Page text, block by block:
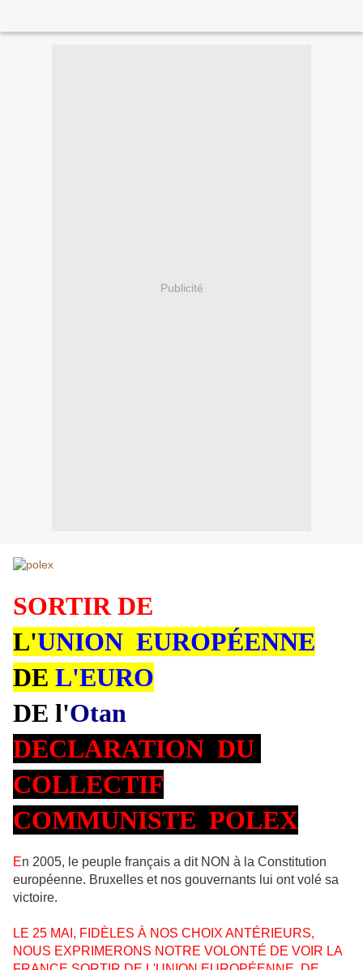
Publicité
SORTIR DE
L'UNION EUROPÉENNE
DE L'EURO
DE l'Otan
DECLARATION DU
COLLECTIF
COMMUNISTE POLEX
En 2005, le peuple français a dit NON à la Constitution
européenne. Bruxelles et nos gouvernants lui ont volé sa
victoire.
LE 25 MAI, FIDÈLES À NOS CHOIX ANTÉRIEURS,
NOUS EXPRIMERONS NOTRE VOLONTÉ DE VOIR LA